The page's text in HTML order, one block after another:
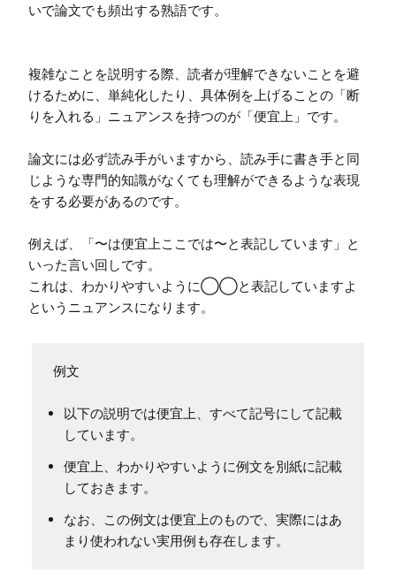
いで論文でも頻出する熟語です。
複雑なことを説明する際、読者が理解できないことを避
けるために、単純化したり、具体例を上げることの「断
りを入れる」ニュアンスを持つのが「便宜上」です。
論文には必ず読み手がいますから、読み手に書き手と同
じような専門的知識がなくても理解ができるような表現
をする必要があるのです。
例えば、「〜は便宜上ここでは〜と表記しています」と
いった言い回しです。
これは、わかりやすいように◯◯と表記していますよ
というニュアンスになります。
以下の説明では便宜上、すべて記号にして記載
しています。
便宜上、わかりやすいように例文を別紙に記載
しておきます。
なお、この例文は便宜上のもので、実際にはあ
まり使われない実用例も存在します。